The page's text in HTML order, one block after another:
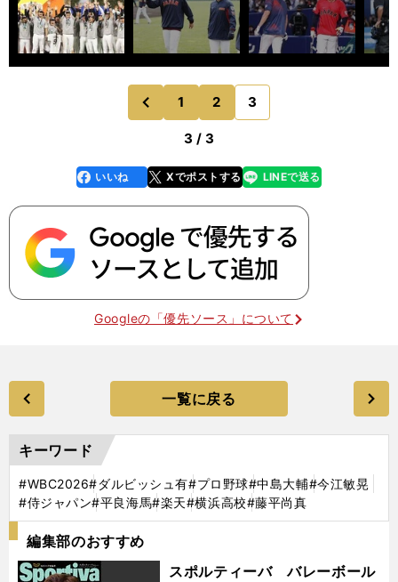
前
のページへ
1 2 3
3 / 3
faceboo
k
いいね Xでポストする
line LINEで送る
Googleの「優先ソース」について
一覧に戻る
キーワード
#WBC2026#ダルビッシュ有#プロ野球#中島大輔#今江敏晃
#侍ジャパン#平良海馬#楽天#横浜高校#藤平尚真
編集部のおすすめ
スポルティーバ バレーボール